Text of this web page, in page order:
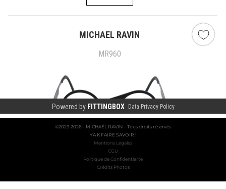
©2023-2026 – MICHAËL RAVIN – Tous droits réservés
YA K FAIRE SAVOIR !
Mentions Légales
CGU
Politique de Confidentialité
Crédits Photos